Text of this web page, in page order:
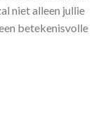
niet alleen jullie
betekenisvolle